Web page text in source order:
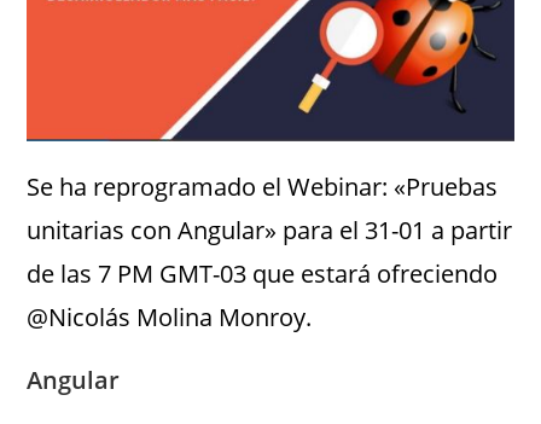
Se ha reprogramado el Webinar: «Pruebas
unitarias con Angular» para el 31-01 a partir
de las 7 PM GMT-03 que estará ofreciendo
@Nicolás Molina Monroy.
Angular